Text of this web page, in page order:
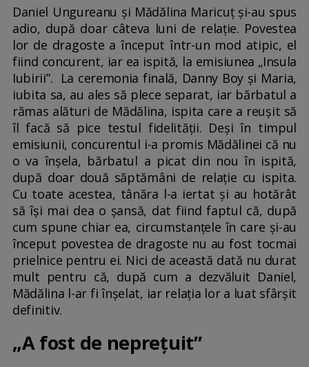
Daniel Ungureanu și Mădălina Maricuț și-au spus
adio, după doar câteva luni de relație. Povestea
lor de dragoste a început într-un mod atipic, el
fiind concurent, iar ea ispită, la emisiunea „Insula
Iubirii”. La ceremonia finală, Danny Boy și Maria,
iubita sa, au ales să plece separat, iar bărbatul a
rămas alături de Mădălina, ispita care a reușit să
îl facă să pice testul fidelității. Deși în timpul
emisiunii, concurentul i-a promis Mădălinei că nu
o va înșela, bărbatul a picat din nou în ispită,
după doar două săptămâni de relație cu ispita.
Cu toate acestea, tânăra l-a iertat și au hotărât
să își mai dea o șansă, dat fiind faptul că, după
cum spune chiar ea, circumstanțele în care și-au
început povestea de dragoste nu au fost tocmai
prielnice pentru ei. Nici de această dată nu durat
mult pentru că, după cum a dezvăluit Daniel,
Mădălina l-ar fi înșelat, iar relația lor a luat sfârșit
definitiv.
„A fost de neprețuit”